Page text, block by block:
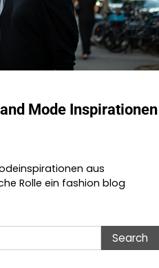
Mode Inspirationen
aus
Rolle ein fashion blog